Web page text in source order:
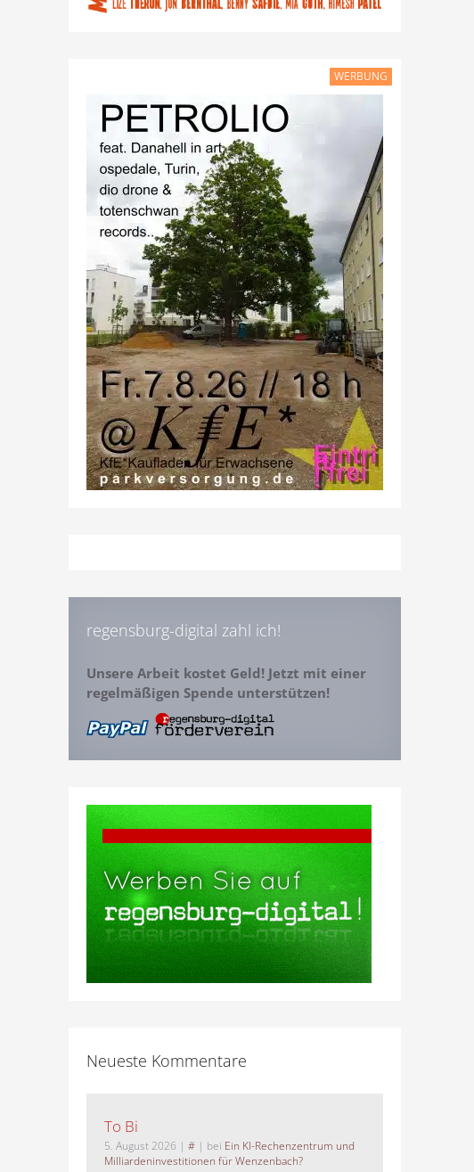
WERBUNG
regensburg-digital zahl ich!
Unsere Arbeit kostet Geld! Jetzt mit einer
regelmäßigen Spende unterstützen!
Neueste Kommentare
To Bi
5. August 2026 | #| bei Ein KI-Rechenzentrum und
Milliardeninvestitionen für Wenzenbach?